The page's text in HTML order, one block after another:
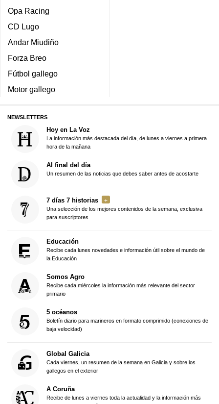
Opa Racing
CD Lugo
Andar Miudiño
Forza Breo
Fútbol gallego
Motor gallego
NEWSLETTERS
Hoy en La Voz
La información más destacada del día, de lunes a viernes a primera
hora de la mañana
Al final del día
Un resumen de las noticias que debes saber antes de acostarte
7 días 7 historias
Una selección de los mejores contenidos de la semana, exclusiva
para suscriptores
Educación
Recibe cada lunes novedades e información útil sobre el mundo de
la Educación
Somos Agro
Recibe cada miércoles la información más relevante del sector
primario
5 océanos
Boletín diario para marineros en formato comprimido (conexiones de
baja velocidad)
Global Galicia
Cada viernes, un resumen de la semana en Galicia y sobre los
gallegos en el exterior
A Coruña
Recibe de lunes a viernes toda la actualidad y la información más